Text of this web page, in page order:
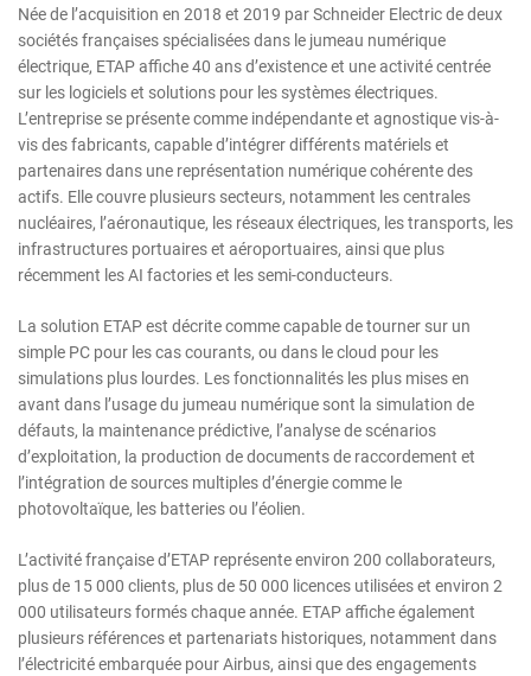
Née de l’acquisition en 2018 et 2019 par Schneider Electric de deux
sociétés françaises spécialisées dans le jumeau numérique
électrique, ETAP affiche 40 ans d’existence et une activité centrée
sur les logiciels et solutions pour les systèmes électriques.
L’entreprise se présente comme indépendante et agnostique vis-à-
vis des fabricants, capable d’intégrer différents matériels et
partenaires dans une représentation numérique cohérente des
actifs. Elle couvre plusieurs secteurs, notamment les centrales
nucléaires, l’aéronautique, les réseaux électriques, les transports, les
infrastructures portuaires et aéroportuaires, ainsi que plus
récemment les AI factories et les semi-conducteurs.
La solution ETAP est décrite comme capable de tourner sur un
simple PC pour les cas courants, ou dans le cloud pour les
simulations plus lourdes. Les fonctionnalités les plus mises en
avant dans l’usage du jumeau numérique sont la simulation de
défauts, la maintenance prédictive, l’analyse de scénarios
d’exploitation, la production de documents de raccordement et
l’intégration de sources multiples d’énergie comme le
photovoltaïque, les batteries ou l’éolien.
L’activité française d’ETAP représente environ 200 collaborateurs,
plus de 15 000 clients, plus de 50 000 licences utilisées et environ 2
000 utilisateurs formés chaque année. ETAP affiche également
plusieurs références et partenariats historiques, notamment dans
l’électricité embarquée pour Airbus, ainsi que des engagements